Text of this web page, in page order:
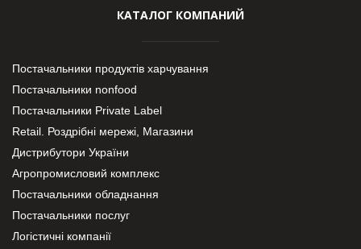
КАТАЛОГ КОМПАНИЙ
Постачальники продуктів харчування
Постачальники nonfood
Постачальники Private Label
Retail. Роздрібні мережі, Магазини
Дистрибутори України
Агропромисловий комплекс
Постачальники обладнання
Постачальники послуг
Логістичні компанії